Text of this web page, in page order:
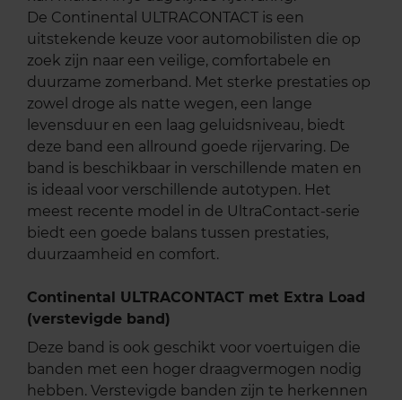
De Continental ULTRACONTACT is een
uitstekende keuze voor automobilisten die op
zoek zijn naar een veilige, comfortabele en
duurzame zomerband. Met sterke prestaties op
zowel droge als natte wegen, een lange
levensduur en een laag geluidsniveau, biedt
deze band een allround goede rijervaring. De
band is beschikbaar in verschillende maten en
is ideaal voor verschillende autotypen. Het
meest recente model in de UltraContact-serie
biedt een goede balans tussen prestaties,
duurzaamheid en comfort.
Continental ULTRACONTACT met Extra Load
(verstevigde band)
Deze band is ook geschikt voor voertuigen die
banden met een hoger draagvermogen nodig
hebben. Verstevigde banden zijn te herkennen